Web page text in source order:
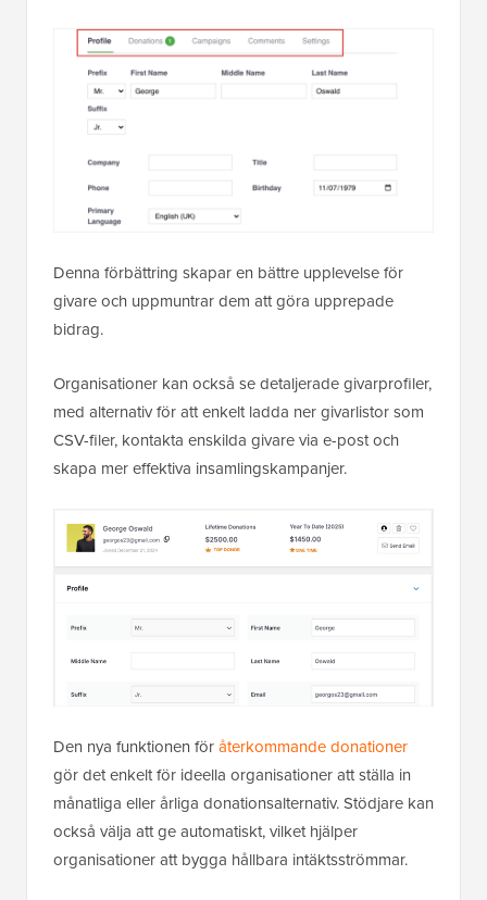
Denna förbättring skapar en bättre upplevelse för
givare och uppmuntrar dem att göra upprepade
bidrag.
Organisationer kan också se detaljerade givarprofiler,
med alternativ för att enkelt ladda ner givarlistor som
CSV-filer, kontakta enskilda givare via e-post och
skapa mer effektiva insamlingskampanjer.
Den nya funktionen föråterkommande donationer
gör det enkelt för ideella organisationer att ställa in
månatliga eller årliga donationsalternativ. Stödjare kan
också välja att ge automatiskt, vilket hjälper
organisationer att bygga hållbara intäktsströmmar.